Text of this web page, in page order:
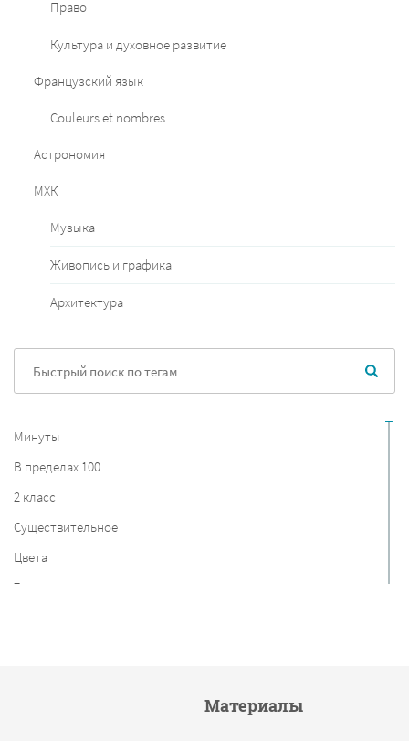
Право
Культура и духовное развитие
Французский язык
Couleurs et nombres
Астрономия
МХК
Музыка
Живопись и графика
Архитектура
Минуты
В пределах 100
2 класс
Существительное
Цвета
7 класс
Материалы